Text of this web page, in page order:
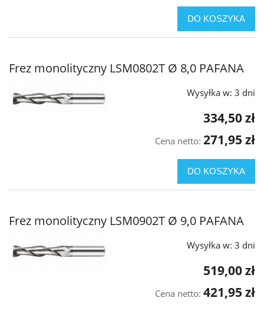
DO KOSZYKA
Frez monolityczny LSM0802T Ø 8,0 PAFANA
Wysyłka w: 3 dni
334,50 zł
Cena netto: 271,95 zł
DO KOSZYKA
Frez monolityczny LSM0902T Ø 9,0 PAFANA
Wysyłka w: 3 dni
519,00 zł
Cena netto: 421,95 zł